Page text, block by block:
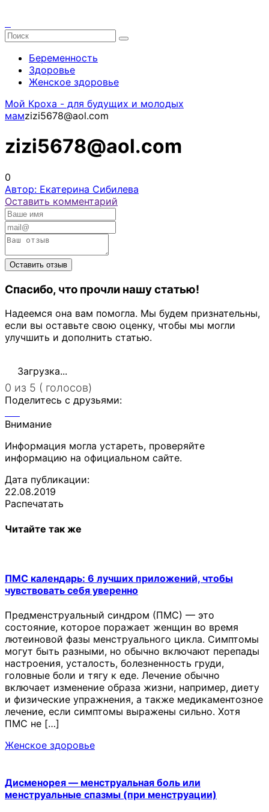
Беременность
Здоровье
Женское здоровье
Мой Кроха - для будущих и молодых
мамzizi5678@aol.com
zizi5678@aol.com
0
Автор: Екатерина Сибилева
Оставить комментарий
Спасибо, что прочли нашу статью!
Надеемся она вам помогла. Мы будем признательны,
если вы оставьте свою оценку, чтобы мы могли
улучшить и дополнить статью.
Загрузка...
0 из 5 ( голосов)
Поделитесь с друзьями:
Внимание
Информация могла устареть, проверяйте
информацию на официальном сайте.
Дата публикации:
22.08.2019
Распечатать
Читайте так же
ПМС календарь: 6 лучших приложений, чтобы
чувствовать себя уверенно
Предменструальный синдром (ПМС) — это
состояние, которое поражает женщин во время
лютеиновой фазы менструального цикла. Симптомы
могут быть разными, но обычно включают перепады
настроения, усталость, болезненность груди,
головные боли и тягу к еде. Лечение обычно
включает изменение образа жизни, например, диету
и физические упражнения, а также медикаментозное
лечение, если симптомы выражены сильно. Хотя
ПМС не […]
Женское здоровье
Дисменорея — менструальная боль или
менструальные спазмы (при менструации)